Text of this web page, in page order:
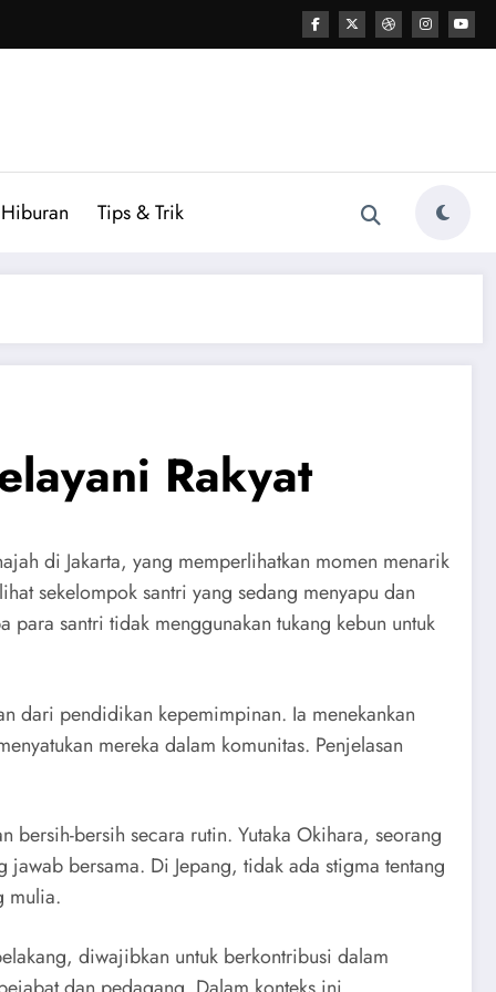
Hiburan Tips & Trik
Rakyat
di Jakarta, yang memperlihatkan momen menarik
sekelompok santri yang sedang menyapu dan
santri tidak menggunakan tukang kebun untuk
dari pendidikan kepemimpinan. Ia menekankan
mereka dalam komunitas. Penjelasan
bersih secara rutin. Yutaka Okihara, seorang
bersama. Di Jepang, tidak ada stigma tentang
mulia.
diwajibkan untuk berkontribusi dalam